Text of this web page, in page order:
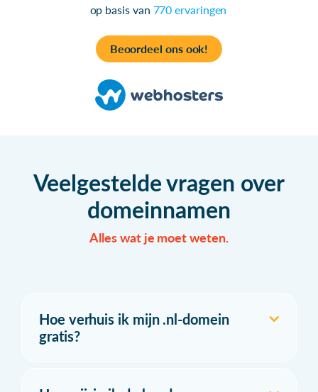
op basis van 770 ervaringen
Beoordeel ons ook!
Veelgestelde vragen over
domeinnamen
Alles wat je moet weten.
Hoe verhuis ik mijn .nl-domein
gratis?